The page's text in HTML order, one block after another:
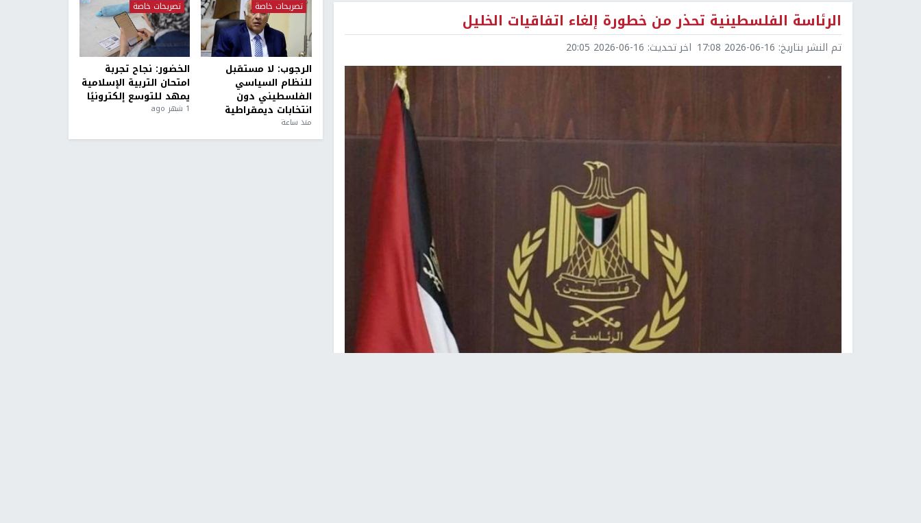
الرئاسة الفلسطينية تحذر من خطورة إلغاء اتفاقيات الخليل
تم النشر بتاريخ: 2026-06-16 17:08 اخر تحديث: 2026-06-16 20:05
تصريحات خاصة
الرجوب: لا مستقبل
للنظام السياسي
الفلسطيني دون
انتخابات ديمقراطية
منذ ساعة
تصريحات خاصة
الخضور: نجاح تجربة
امتحان التربية الإسلامية
يمهد للتوسع إلكترونيًا
1 شهر ago